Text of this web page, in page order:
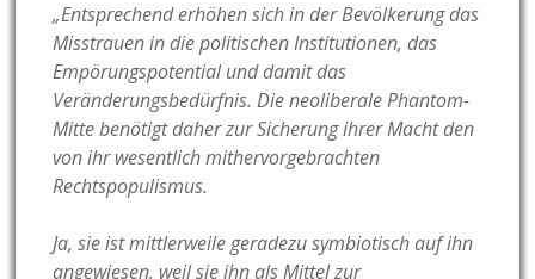
„Entsprechend erhöhen sich in der Bevölkerung das
Misstrauen in die politischen Institutionen, das
Empörungspotential und damit das
Veränderungsbedürfnis. Die neoliberale Phantom-
Mitte benötigt daher zur Sicherung ihrer Macht den
von ihr wesentlich mithervorgebrachten
Rechtspopulismus.
Ja, sie ist mittlerweile geradezu symbiotisch auf ihn
angewiesen, weil sie ihn als Mittel zur